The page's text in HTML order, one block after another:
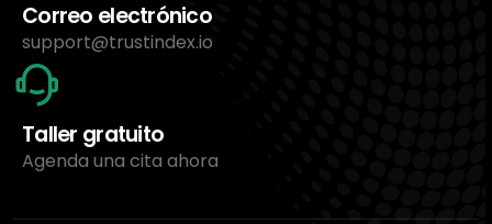
Correo electrónico
support@trustindex.io
Taller gratuito
Agenda una cita ahora